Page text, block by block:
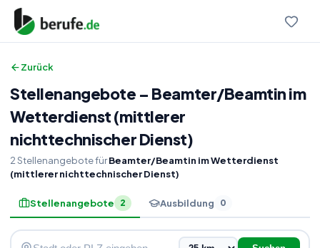
Zurück
Stellenangebote – Beamter/Beamtin im
Wetterdienst (mittlerer
nichttechnischer Dienst)
2StellenangebotefürBeamter/Beamtin im Wetterdienst
(mittlerer nichttechnischer Dienst)
Stellenangebote 2 Ausbildung 0